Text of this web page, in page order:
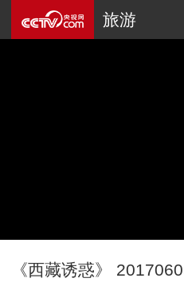
旅游
《西藏诱惑》